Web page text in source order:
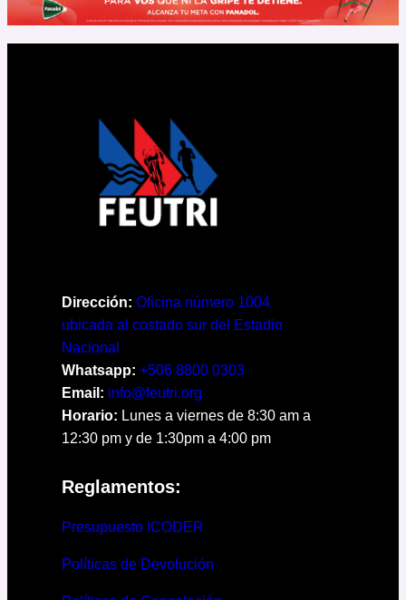
Dirección: Oficina número 1004
ubicada al costado sur del Estadio
Nacional
Whatsapp: +506 8800 0303
Email: info@feutri.org
Horario: Lunes a viernes de 8:30 am a
12:30 pm y de 1:30pm a 4:00 pm
Reglamentos:
Presupuesto ICODER
Políticas de Devolución